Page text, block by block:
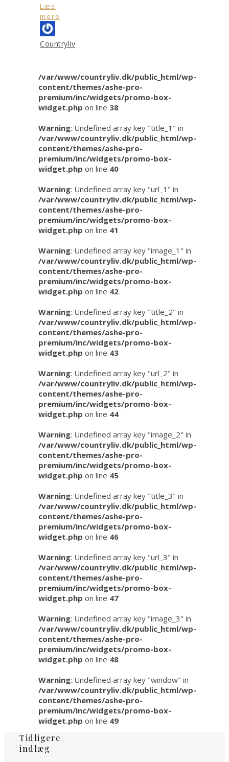
Læs
mere
Countryliv
/var/www/countryliv.dk/public_html/wp-
content/themes/ashe-pro-
premium/inc/widgets/promo-box-
widget.php on line 38
Warning: Undefined array key "title_1" in
/var/www/countryliv.dk/public_html/wp-
content/themes/ashe-pro-
premium/inc/widgets/promo-box-
widget.php on line 40
Warning: Undefined array key "url_1" in
/var/www/countryliv.dk/public_html/wp-
content/themes/ashe-pro-
premium/inc/widgets/promo-box-
widget.php on line 41
Warning: Undefined array key "image_1" in
/var/www/countryliv.dk/public_html/wp-
content/themes/ashe-pro-
premium/inc/widgets/promo-box-
widget.php on line 42
Warning: Undefined array key "title_2" in
/var/www/countryliv.dk/public_html/wp-
content/themes/ashe-pro-
premium/inc/widgets/promo-box-
widget.php on line 43
Warning: Undefined array key "url_2" in
/var/www/countryliv.dk/public_html/wp-
content/themes/ashe-pro-
premium/inc/widgets/promo-box-
widget.php on line 44
Warning: Undefined array key "image_2" in
/var/www/countryliv.dk/public_html/wp-
content/themes/ashe-pro-
premium/inc/widgets/promo-box-
widget.php on line 45
Warning: Undefined array key "title_3" in
/var/www/countryliv.dk/public_html/wp-
content/themes/ashe-pro-
premium/inc/widgets/promo-box-
widget.php on line 46
Warning: Undefined array key "url_3" in
/var/www/countryliv.dk/public_html/wp-
content/themes/ashe-pro-
premium/inc/widgets/promo-box-
widget.php on line 47
Warning: Undefined array key "image_3" in
/var/www/countryliv.dk/public_html/wp-
content/themes/ashe-pro-
premium/inc/widgets/promo-box-
widget.php on line 48
Warning: Undefined array key "window" in
/var/www/countryliv.dk/public_html/wp-
content/themes/ashe-pro-
premium/inc/widgets/promo-box-
widget.php on line 49
Tidligere
indlæg